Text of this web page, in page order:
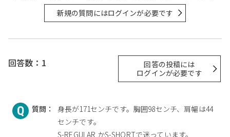
新規の質問にはログインが必要です
回答数：1
回答の投稿には
ログインが必要です
質問：
身長が171センチです。胸囲98センチ、肩幅は44
センチです。
S-REGULAR かS-SHORTで迷っています。